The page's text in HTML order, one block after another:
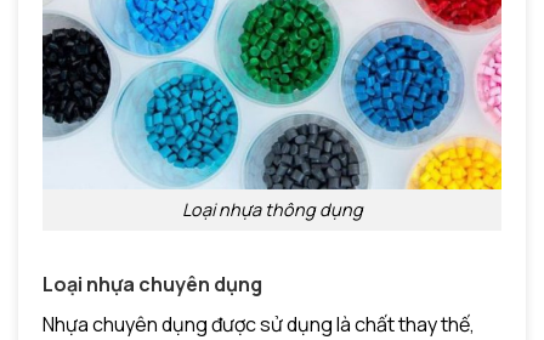
Loại nhựa thông dụng
Loại nhựa chuyên dụng
Nhựa chuyên dụng được sử dụng là chất thay thế,